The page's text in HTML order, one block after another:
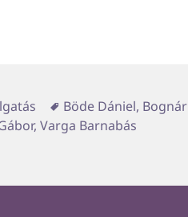
Címke
Böde Dániel, Bognár
,Varga Barnabás